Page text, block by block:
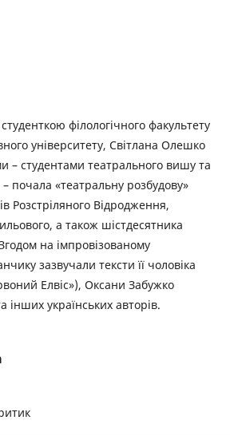
філологічного факультету
університету, Світлана Олешко
– студентами театрального вишу та
почала «театральну розбудову»
Розстріляного Відродження,
а також шістдесятника
на імпровізованому
зазвучали тексти її чоловіка
Елвіс»), Оксани Забужко
інших українських авторів.